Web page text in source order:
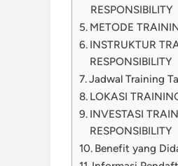
RESPONSIBILITY
METODE
INSTRUKTUR
RESPONSIBILITY
Jadwal Training
LOKASI
INVESTASI
RESPONSIBILITY
Benefit yang